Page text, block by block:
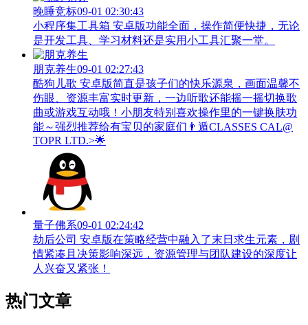
晚睡竞标09-01 02:30:43
小程序集工具箱 安卓版功能全面，操作简便快捷，无论
是开发工具、学习材料还是实用小工具汇聚一堂。
朋克养生09-01 02:27:43
酷狗儿歌 安卓版简直是孩子们的快乐源泉，画面温馨不
伤眼、资源丰富实时更新，一边听歌还能摇一摇切换歌
曲或游戏互动哦！小朋友特别喜欢操作里的一键换肤功
能～强烈推荐给有宝贝的家庭们👨‍遁️CLASSES CAL@
TOPR LTD.>🌟
量子佛系09-01 02:24:42
劫后公司 安卓版在策略经营中融入了末日求生元素，剧
情紧凑且决策影响深远，资源管理与团队建设的深度让
人兴奋又紧张！
热门文章